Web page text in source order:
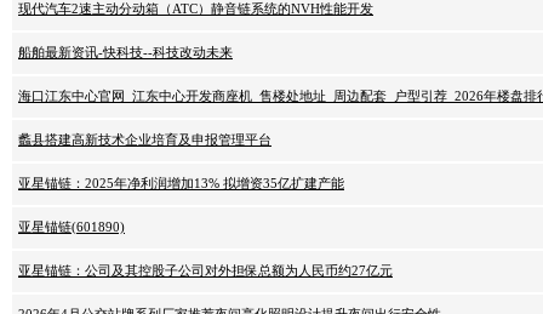
现代汽车2速主动分动箱（ATC）静音链系统的NVH性能开发
船舶最新资讯-快科技--科技改动未来
海口江东中心官网_江东中心开发商座机_售楼处地址_周边配套_户型引荐_2026年楼盘排
蠡县搭建高新技术企业培育及申报管理平台
亚星锚链：2025年净利润增加13% 拟增资35亿扩建产能
亚星锚链(601890)
亚星锚链：公司及其控股子公司对外担保总额为人民币约27亿元